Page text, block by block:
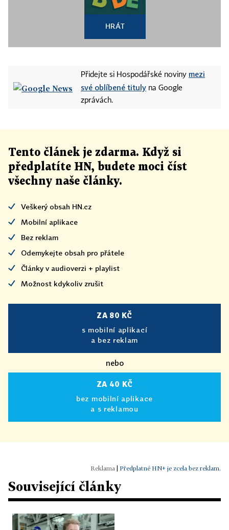
HRÁT
Přidejte si Hospodářské noviny mezi
své oblíbené tituly na Google
zprávách.
Tento článek je zdarma. Když si
předplatíte HN, budete moci číst
všechny naše články.
Veškerý obsah HN.cz
Mobilní aplikace
Bez reklam
Odemykejte obsah pro přátele
Články v audioverzi + playlist
Možnost kdykoliv zrušit
ZA 80 KČ
s mobilní aplikací
a bez reklam
nebo
ZA 40 KČ
bez mobilní aplikace
a s reklamou
Předplatné HN+ je zcela bez reklam.
Související články